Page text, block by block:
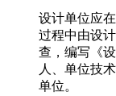
设计单位应
过程中由设
查，编写《
人、单位技
单位。